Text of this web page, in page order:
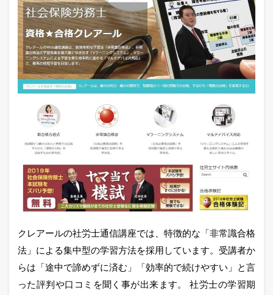
クレアールの社労士通信講座では、特徴的な「非常識合格
法」による集中型の学習方法を採用しています。受講者か
らは「途中で諦めずに済む」「効率的で続けやすい」と言
った評判や口コミを聞く事が出来ます。 社労士の学習期